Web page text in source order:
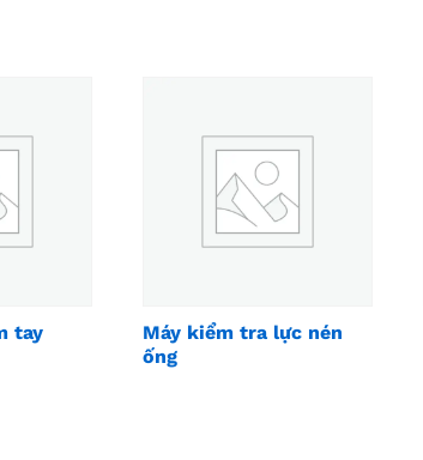
tay
Máy kiểm tra lực nén
ống